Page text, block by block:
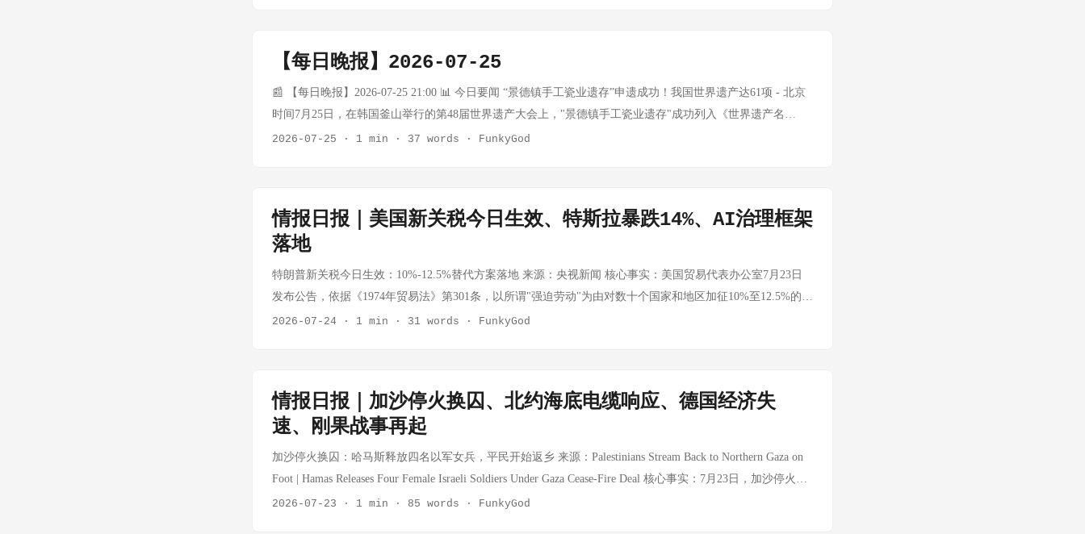
言，这意味着贸易战进入新阶段——不仅加税，还试图垄断"道德话语权"。 📌 其他重要动态 事件 简述 胡塞
导弹袭击沙特 伊朗系胡塞武装向沙特发射导弹，作为对美军在也门空袭的报复 以色列在西岸大规模逮捕 超过
70名嫌疑人被扣押此前定居者暴力事件 法国、西班牙野火 25万人撤离，波尔多面临威胁 埃博拉疫情 刚果病
例近3000例，超1300人死亡，医疗工作者罢工加剧危机 数据来源：AP News、Reuters（截至2026-07-26
UTC）
伊朗物流链首度成为目标 原文链接：泽连斯基：乌军袭击了涉伊朗军事物资运输船只 核心事实：乌克兰总统
已有预警。此番将伊朗军援船只纳入打击清单，意味着： 乌克兰将伊朗直接纳入敌对目标范围 伊俄军事合作
普宣布第四次竞选总统——国内政治困境叠加外交败局 原文链接：特朗普突然宣布：将第四次竞选总统！他
头戴印有"特朗普2028"字样的小红帽 核心事实：特朗普7月25日在白宫记者协会晚宴上戴上绣有"特朗普
2028"字样的小红帽，高调宣布将第四次竞选总统。其核心论调是"我已经有经验了，将再次出马"。 民调数据
（7月16日发布）： 总体支持率仅37%，不支持率高达61% "强烈支持"比例降至15%的历史新低 在伊朗问题
上，不支持率升至69% 68%的美国人认为伊朗战争"不值得打" 67%预计未来一年美国经济将进一步恶化 分
析：特朗普宣布2028年再战，折射出几重困境： 法律布局：若今年未赢得2028年选举周期，未来的法律风险
说明特朗普政府缺乏有效的"以打促谈"杠杆，其外交政策处于进退两难。 🟡 四、美加贸易摩擦升级——加拿
大独自开通跨境大桥 原文链接：加拿大独自庆祝，"没邀请美方" 核心事实：7月24日，加拿大独自举行了连
接温莎市与底特律的戈迪·豪跨国大桥开通剪彩仪式，未邀请美方代表。大桥由加拿大全额投资64亿加元（约
46亿美元），原定由美加联合开通，但因美方提出收益分割要求和关税威胁，加方取消美方参与。 背景：7月
20日特朗普签署公告，对从加拿大进口的数百项商品加征50%关税，加方随即反制。 分析：戈迪·豪大桥事件
是美加关系的缩影： 美国在基础设施建设上要求"空手套白狼"（拥有一半产权却不出钱）引发加方不满 50%
烧肉、小酥肉等经典大单品。成本压力下，头部企业普遍面临提价与维持份额的两难选择，部分企业选择通
过产品规格调整（如减少克重）而非直接涨价的方式缓解压力。 小龙虾预制菜进入销售高峰，电商渠道表现
亮眼 进入7月，小龙虾预制菜进入全年销售最高峰。天猫、京东等平台数据显示，7月第三周小龙虾预制菜销
售额环比增长超40%。今年小龙虾原料价格同比去年下降约20%，使得小龙虾预制菜产品性价比凸显。麻辣、
深耕华东市场，同时加快华中、华南区域渠道拓展。上半年公司新品开发节奏保持稳定，预计下半年将有针
对夏季消费场景的凉菜系列和针对中秋的节庆礼盒产品上市。 国联水产（300094.SZ） 国联水产预制菜业务
维持正常运营节奏。公司此前披露的2026年度经营计划显示，预制菜业务收入目标同比增长20%以上。国际业
务方面，公司持续加大RCEP成员国市场开拓力度，上半年水产品出口业务受益于人民币贬值呈现恢复性增
长。 广州酒家（603043.SH） 广州酒家预制菜业务稳健发展 广州酒家旗下预制菜业务以粤式点心、速冻盆菜
冻点心类产品享满减优惠。 三全食品（002216.SZ） 三全食品推出多款夏季新品 三全食品本周在线上渠道推
出多款夏季新品，包括小龙虾水饺、凉面系列以及针对露营场景的便携装速冻食品。渠道方面，公司持续推
进鲜食贩售机（自救）和社区团购渠道建设。成本端，公司表示猪肉价格高位运行带来一定成本压力，但公
司通过规模采购和配方优化等方式控制成本。分析师预计公司2026H1净利润增速在5%-10%区间。 安井食品
（603345.SH） 安井食品冻品先生品牌持续扩张 安井食品旗下"冻品先生"预制菜品牌本周在华南区域新增多
个经销商渠道。公司采用"自产+定制"相结合的模式发展预制菜业务，产品线覆盖酸菜鱼、佛跳墙、小龙虾等
【每日晚报】2026-07-25
📰 【每日晚报】2026-07-25 21:00 📊 今日要闻 “景德镇手工瓷业遗存”申遗成功！我国世界遗产达61项 - 北京
时间7月25日，在韩国釜山举行的第48届世界遗产大会上，"景德镇手工瓷业遗存"成功列入《世界遗产名
录》，成为我国第61项世界遗产，享有"千年瓷都"美誉的景德镇正式斩获全球最高等级文化认证。 SK集团与
导体100%股权。广州华星半导体为TCL华星t9产线运营主体，2026年上半年净利润同比增长203.99%。 2026
年度票房突破210亿元 - 《飞驰人生3》《给阿嬷的情书》《功夫女足》暂列年度票房榜前三位。 携程公布五
个方面、共十九项整改措施 - 携程宣布停止独家合作行为、停止不合理"全网最低价"要求、保障酒店经营者自
主经营权。 VC价格一个多月涨幅超40% - 7月24日VC均价达20万元/吨，时隔4年多再破20万元/吨关口，厂商
07-25 21:00
2026-07-25 · 1 min · 37 words · FunkyGod
情报日报｜美国新关税今日生效、特斯拉暴跌14%、AI治理框架
落地
特朗普新关税今日生效：10%-12.5%替代方案落地 来源：央视新闻 核心事实：美国贸易代表办公室7月23日
发布公告，依据《1974年贸易法》第301条，以所谓"强迫劳动"为由对数十个国家和地区加征10%至12.5%的关
税，以替代即将到期的全球进口关税。新关税于美国东部时间7月24日0时01分生效。此前特朗普政府在美国
于经济意义：保留了"关税武器"的存在感，同时避免了通胀失控的直接冲击。真正的悬念在于：三个月临时关
税到期后，白宫会否再次"升级"？ 美股科技股集体崩跌：特斯拉创2025年以来最大单日跌幅 来源：36氪 核心
事实：7月23日收盘，美股三大指数集体下跌，纳指跌2.15%，标普500跌1.21%，道指跌0.97%。特斯拉大跌
超14%，创2025年3月11日以来最大单日跌幅；谷歌跌超7%，亚马逊跌超4%，Meta跌超3%，英特尔、微软跌
2026-07-24 · 1 min · 31 words · FunkyGod
情报日报｜加沙停火换囚、北约海底电缆响应、德国经济失
速、刚果战事再起
加沙停火换囚：哈马斯释放四名以军女兵，平民开始返乡 来源：Palestinians Stream Back to Northern Gaza on
Foot | Hamas Releases Four Female Israeli Soldiers Under Gaza Cease-Fire Deal 核心事实：7月23日，加沙停火协
议进入新阶段，哈马斯释放了四名被扣押的以军女兵。作为交换，以色列允许巴勒斯坦平民步行返回加沙北
2026-07-23 · 1 min · 85 words · FunkyGod